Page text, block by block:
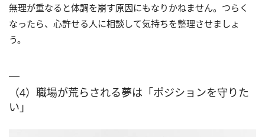
無理が重なると体調を崩す原因にもなりかねません。つらく
なったら、心許せる人に相談して気持ちを整理させましょ
う。
（4）職場が荒らされる夢は「ポジションを守りた
い」